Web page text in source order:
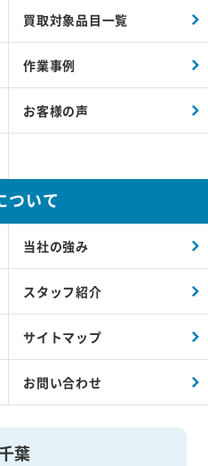
葉
買取対象品目一覧
作業事例
お客様の声
ついて
当社の強み
スタッフ紹介
サイトマップ
お問い合わせ